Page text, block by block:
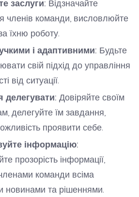
заслуги: Відзначайте
членів команди, висловлюйте
їхню роботу.
і адаптивними: Будьте
свій підхід до управління
від ситуації.
делегувати: Довіряйте своїм
делегуйте їм завдання,
проявити себе.
інформацію:
прозорість інформації,
членами команди всіма
новинами та рішеннями.